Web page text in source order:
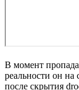
В момент
реальности он на
после скрытия